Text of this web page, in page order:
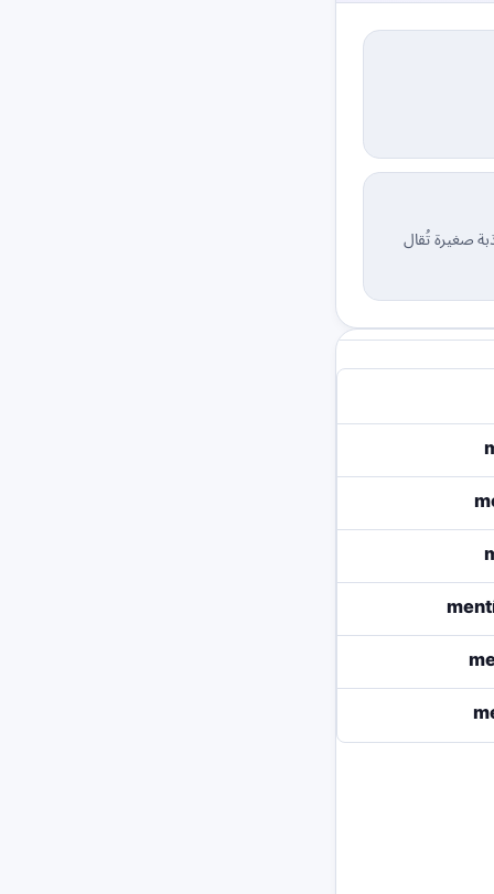
صغيرة تُقال